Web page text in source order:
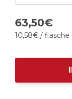
63,50€
10,58€ / flasche